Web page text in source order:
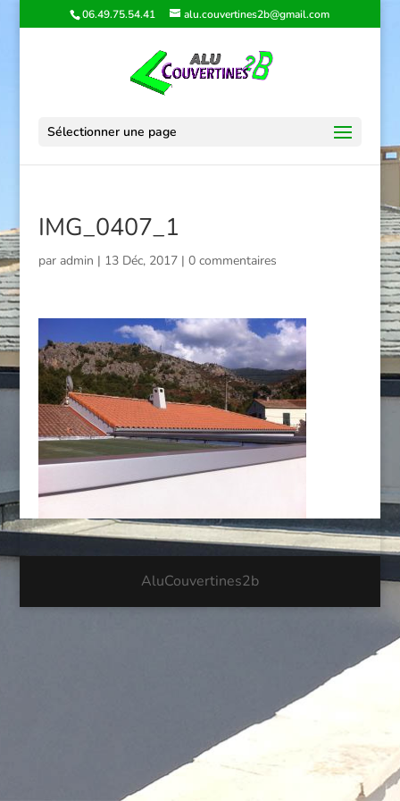
06.49.75.54.41 alu.couvertines2b@gmail.com
Sélectionner une page
IMG_0407_1
par admin | 13 Déc, 2017| 0 commentaires
AluCouvertines2b